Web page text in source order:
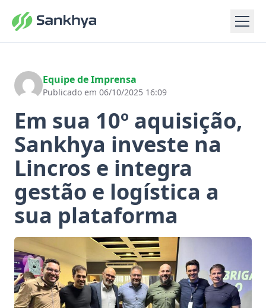
Equipe de Imprensa
Publicado em 06/10/2025 16:09
Em sua 10º aquisição,
Sankhya investe na
Lincros e integra
gestão e logística a
sua plataforma